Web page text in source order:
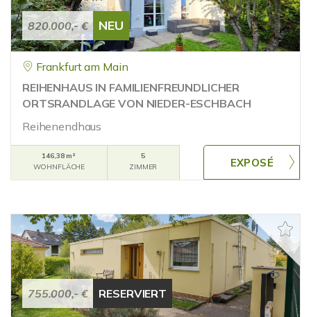
820.000,- € NEU
Frankfurt am Main
REIHENHAUS IN FAMILIENFREUNDLICHER
ORTSRANDLAGE VON NIEDER-ESCHBACH
Reihenendhaus
146,38 m²
WOHNFLÄCHE
5
ZIMMER
755.000,- € RESERVIERT